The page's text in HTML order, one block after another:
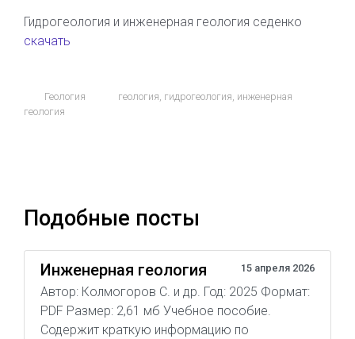
Гидрогеология и инженерная геология седенко
скачать
Геология геология, гидрогеология, инженерная
геология
Подобные посты
Инженерная геология 15 апреля 2026
Автор: Колмогоров С. и др. Год: 2025 Формат:
PDF Размер: 2,61 мб Учебное пособие.
Содержит краткую информацию по